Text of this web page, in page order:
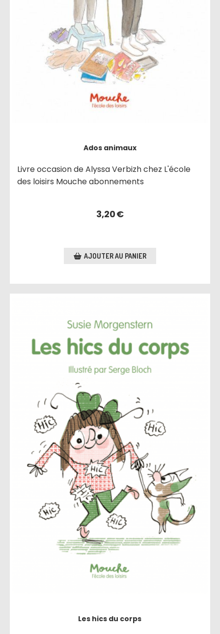
Ados animaux
Livre occasion de Alyssa Verbizh chez L'école
des loisirs Mouche abonnements
3,20€
AJOUTER AU PANIER
Les hics du corps